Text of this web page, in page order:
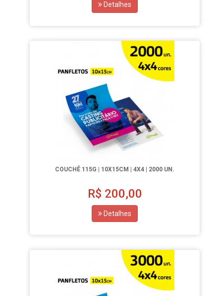
Detalhes
COUCHÊ 115G | 10X15CM | 4X4 | 2000 UN.
R$ 200,00
Detalhes